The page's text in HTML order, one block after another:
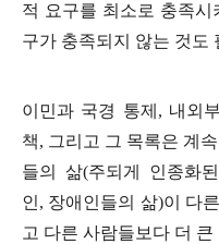
적 요구를 최소로 충족
구가 충족되지 않는 것도
이민과 국경 통제 , 내외
책, 그리고 그 목록은 계
들의 삶(주되게 인종화된
인, 장애인들의 삶)이 다
고 다른 사람들보다 더